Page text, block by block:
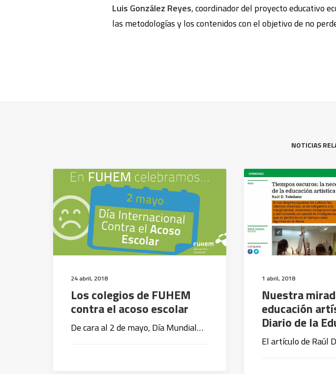
Luis González Reyes, coordinador del proyecto educativo
las metodologías y los contenidos con el objetivo de no
NOTICIAS
24 abril, 2018
Los colegios de FUHEM
contra el acoso escolar
De cara al 2 de mayo, Día Mundial…
1 abril, 2018
Nuestra
educación
Diario de la
El artículo de Raúl